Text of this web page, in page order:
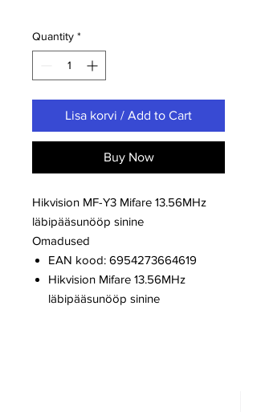
Quantity *
Lisa korvi / Add to Cart
Buy Now
Hikvision MF-Y3 Mifare 13.56MHz
läbipääsunööp sinine
Omadused
EAN kood: 6954273664619
Hikvision Mifare 13.56MHz
läbipääsunööp sinine